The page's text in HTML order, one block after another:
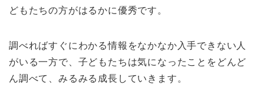
どもたちの方がはるかに優秀です。
調べればすぐにわかる情報をなかなか入手できない人
がいる一方で、子どもたちは気になったことをどんど
ん調べて、みるみる成長していきます。